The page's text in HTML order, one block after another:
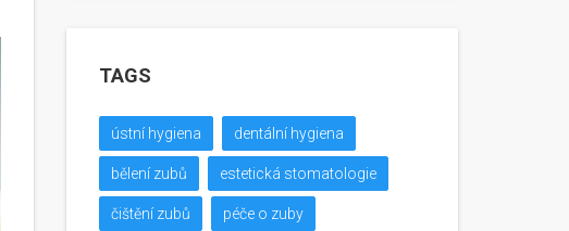
TAGS
ústní hygiena dentální hygiena
bělení zubů estetická stomatologie
čištění zubů péče o zuby